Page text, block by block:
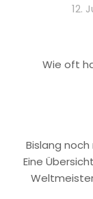
12.
Wie oft
Bislang noch
Eine